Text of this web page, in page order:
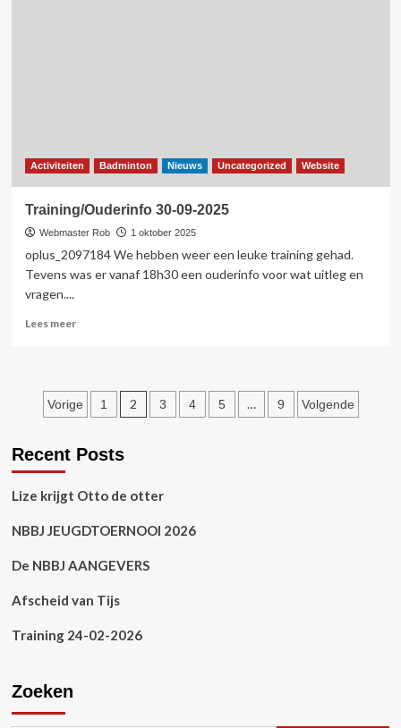
Activiteiten Badminton Nieuws Uncategorized Website
Training/Ouderinfo 30-09-2025
Webmaster Rob 1 oktober 2025
oplus_2097184 We hebben weer een leuke training gehad.
Tevens was er vanaf 18h30 een ouderinfo voor wat uitleg en
vragen....
Lees meerLees
30-
09-
Berichten
Vorige 1 2 3 4 5 … 9 Volgende
Recent Posts
Lize krijgt Otto de otter
NBBJ JEUGDTOERNOOI 2026
De NBBJ AANGEVERS
Afscheid van Tijs
Training 24-02-2026
Zoeken